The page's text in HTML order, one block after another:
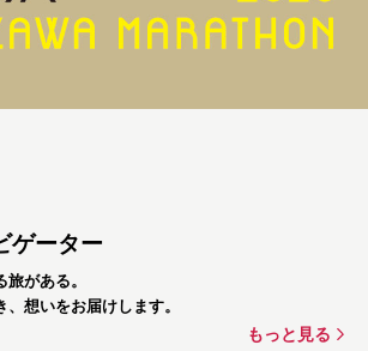
ゲーター
がある。
想いをお届けします。
もっと見る